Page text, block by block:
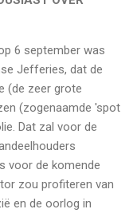
6 september was
Jefferies, dat de
(de zeer grote
(zogenaamde 'spot
Dat zal voor de
voor de komende
zou profiteren van
en de oorlog in